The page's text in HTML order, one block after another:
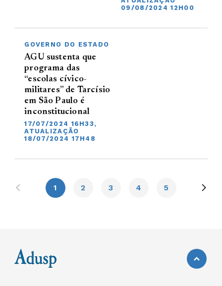
09/08/2024 12H00
GOVERNO DO ESTADO
AGU sustenta que
programa das
“escolas cívico-
militares” de Tarcísio
em São Paulo é
inconstitucional
17/07/2024 16H33,
ATUALIZAÇÃO
18/07/2024 17H48
1 2 3 4 5